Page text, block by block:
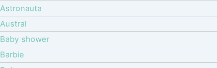
Astronauta
Austral
Baby shower
Barbie